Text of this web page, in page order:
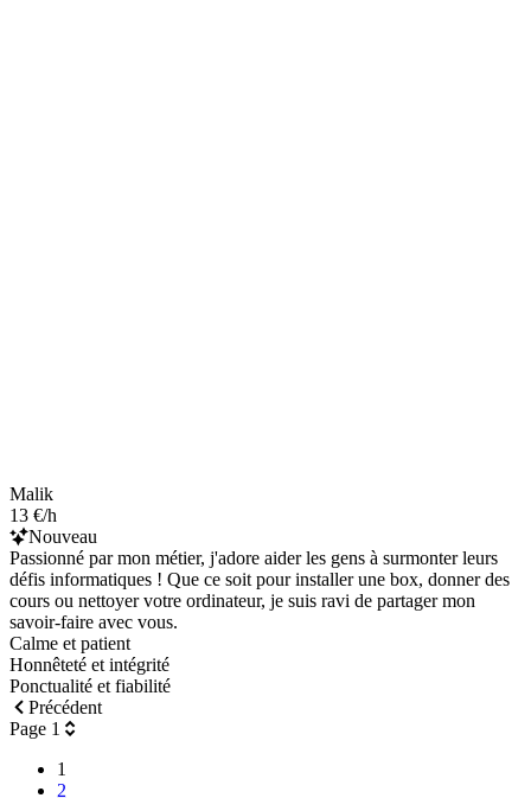
Malik
13 €/h
Nouveau
Passionné par mon métier, j'adore aider les gens à surmonter leurs
défis informatiques ! Que ce soit pour installer une box, donner des
cours ou nettoyer votre ordinateur, je suis ravi de partager mon
savoir-faire avec vous.
Calme et patient
Honnêteté et intégrité
Ponctualité et fiabilité
Précédent
Page 1
1
2